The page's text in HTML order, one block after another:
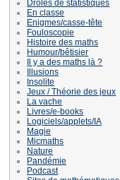
Drôles de statistiques
En classe
Enigmes/casse-tête
Fouloscopie
Histoire des maths
Humour/bêtisier
Il y a des maths là ?
Illusions
Insolite
Jeux / Théorie des jeux
La vache
Livres/e-books
Logiciels/applets/IA
Magie
Micmaths
Nature
Pandémie
Podcast